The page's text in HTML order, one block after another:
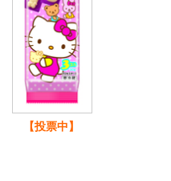
【投票中】